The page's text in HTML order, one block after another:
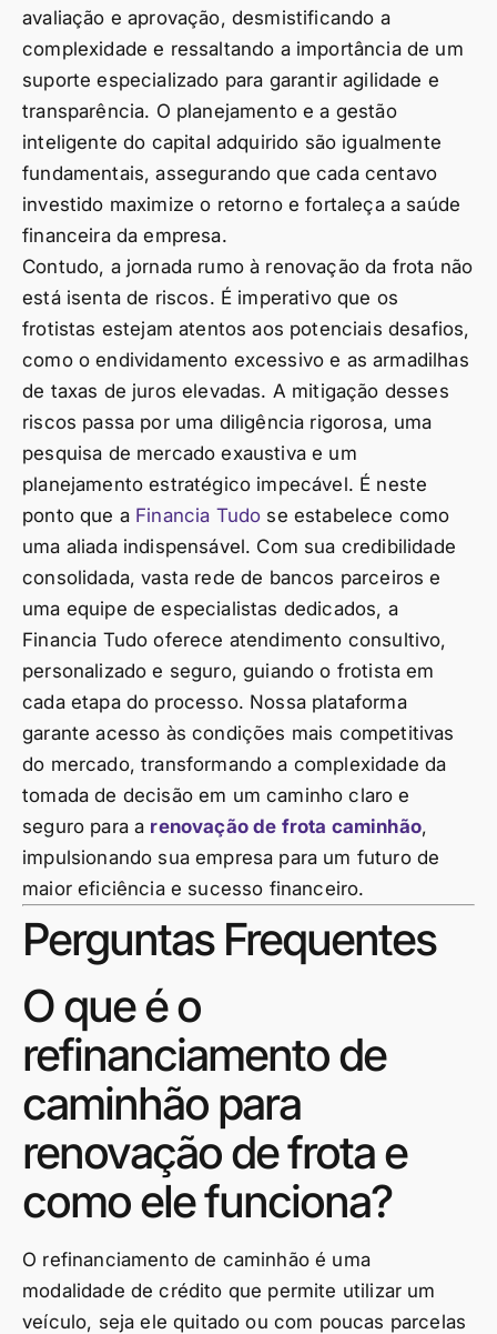
avaliação e aprovação, desmistificando a
complexidade e ressaltando a importância de um
suporte especializado para garantir agilidade e
transparência. O planejamento e a gestão
inteligente do capital adquirido são igualmente
fundamentais, assegurando que cada centavo
investido maximize o retorno e fortaleça a saúde
financeira da empresa.
Contudo, a jornada rumo à renovação da frota não
está isenta de riscos. É imperativo que os
frotistas estejam atentos aos potenciais desafios,
como o endividamento excessivo e as armadilhas
de taxas de juros elevadas. A mitigação desses
riscos passa por uma diligência rigorosa, uma
pesquisa de mercado exaustiva e um
planejamento estratégico impecável. É neste
ponto que a Financia Tudo se estabelece como
uma aliada indispensável. Com sua credibilidade
consolidada, vasta rede de bancos parceiros e
uma equipe de especialistas dedicados, a
Financia Tudo oferece atendimento consultivo,
personalizado e seguro, guiando o frotista em
cada etapa do processo. Nossa plataforma
garante acesso às condições mais competitivas
do mercado, transformando a complexidade da
tomada de decisão em um caminho claro e
seguro para a renovação de frota caminhão,
impulsionando sua empresa para um futuro de
maior eficiência e sucesso financeiro.
Perguntas Frequentes
O que é o
refinanciamento de
caminhão para
renovação de frota e
como ele funciona?
O refinanciamento de caminhão é uma
modalidade de crédito que permite utilizar um
veículo, seja ele quitado ou com poucas parcelas